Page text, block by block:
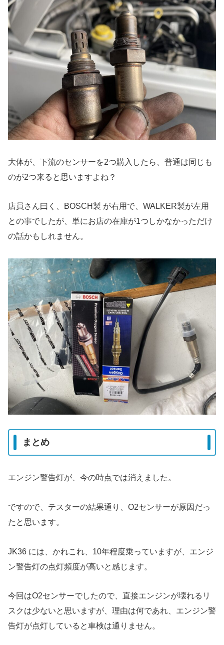
大体が、下流のセンサーを2つ購入したら、普通は同じも
のが2つ来ると思いますよね？
店員さん曰く、BOSCH製 が右用で、WALKER製が左用
との事でしたが、単にお店の在庫が1つしかなかっただけ
の話かもしれません。
まとめ
エンジン警告灯が、今の時点では消えました。
ですので、テスターの結果通り、O2センサーが原因だっ
たと思います。
JK36 には、かれこれ、10年程度乗っていますが、エンジ
ン警告灯の点灯頻度が高いと感じます。
今回はO2センサーでしたので、直接エンジンが壊れるリ
スクは少ないと思いますが、理由は何であれ、エンジン警
告灯が点灯していると車検は通りません。